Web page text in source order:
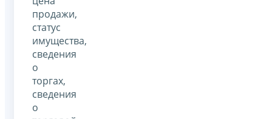
продажи,
статус
имущества,
сведения
о
торгах,
сведения
о